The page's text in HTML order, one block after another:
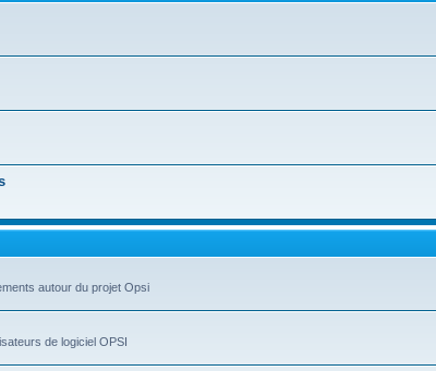
autour du projet Opsi
de logiciel OPSI